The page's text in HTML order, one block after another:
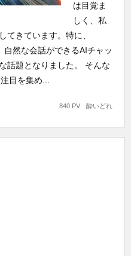
は目覚ま
しく、私
てきています。特に、
然な会話ができるAIチャッ
話題となりました。 そんな
目を集め...
酔いどれ
840 PV